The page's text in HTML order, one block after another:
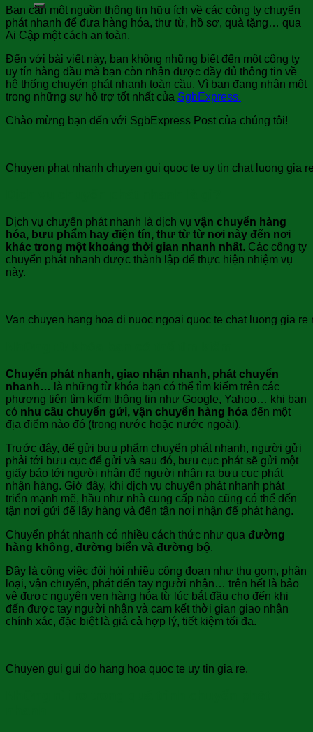
Bạn cần một nguồn thông tin hữu ích về các công ty chuyển
phát nhanh để đưa hàng hóa, thư từ, hồ sơ, quà tặng… qua
Ai Cập một cách an toàn.
Đến với bài viết này, bạn không những biết đến một công ty
uy tín hàng đầu mà bạn còn nhận được đầy đủ thông tin về
hệ thống chuyển phát nhanh toàn cầu. Vì bạn đang nhận một
trong những sự hỗ trợ tốt nhất của SgbExpress.
Chào mừng bạn đến với SgbExpress Post của chúng tôi!
Chuyen phat nhanh chuyen gui quoc te uy tin chat luong gia
Dịch vụ chuyển phát nhanh là dịch vụ vận chuyển hàng
hóa, bưu phẩm hay điện tín, thư từ từ nơi này đến nơi
khác trong một khoảng thời gian nhanh nhất. Các công ty
chuyển phát nhanh được thành lập để thực hiện nhiệm vụ
này.
Van chuyen hang hoa di nuoc ngoai quoc te chat luong gia
Chuyển phát nhanh, giao nhận nhanh, phát chuyển
nhanh… là những từ khóa bạn có thể tìm kiếm trên các
phương tiện tìm kiếm thông tin như Google, Yahoo… khi bạn
có nhu cầu chuyển gửi, vận chuyển hàng hóa đến một
địa điểm nào đó (trong nước hoặc nước ngoài).
Trước đây, để gửi bưu phẩm chuyển phát nhanh, người gửi
phải tới bưu cục để gửi và sau đó, bưu cục phát sẽ gửi một
giấy báo tới người nhận để người nhận ra bưu cục phát
nhận hàng. Giờ đây, khi dịch vụ chuyển phát nhanh phát
triển mạnh mẽ, hầu như nhà cung cấp nào cũng có thể đến
tận nơi gửi để lấy hàng và đến tận nơi nhận để phát hàng.
Chuyển phát nhanh có nhiều cách thức như qua đường
hàng không, đường biển và đường bộ.
Đây là công việc đòi hỏi nhiều công đoạn như thu gom, phân
loại, vận chuyển, phát đến tay người nhận… trên hết là bảo
vệ được nguyên vẹn hàng hóa từ lúc bắt đầu cho đến khi
đến được tay người nhận và cam kết thời gian giao nhận
chính xác, đặc biệt là giá cả hợp lý, tiết kiệm tối đa.
Chuyen gui gui do hang hoa quoc te uy tin gia re.